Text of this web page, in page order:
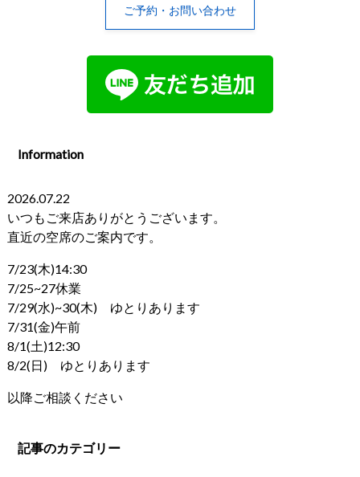
ご予約・お問い合わせ
Information
2026.07.22
いつもご来店ありがとうございます。
直近の空席のご案内です。
7/23(木)14:30
7/25~27休業
7/29(水)~30(木) ゆとりあります
7/31(金)午前
8/1(土)12:30
8/2(日) ゆとりあります
以降ご相談ください
記事のカテゴリー